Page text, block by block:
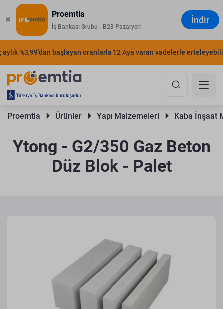
Proemtia
İş Bankası Grubu - B2B Pazaryeri
İndir
%3,99'dan başlayan oranlarla 12 Aya varan vadelerle
Proemtia Ürünler Yapı Malzemeleri Kaba İnşaat
Ytong - G2/350 Gaz Beton
Düz Blok - Palet